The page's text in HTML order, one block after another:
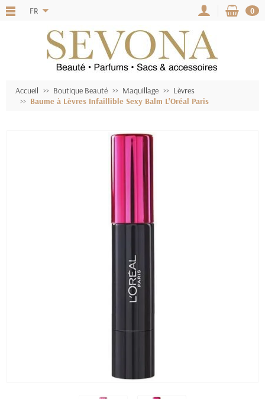
FR 0
Accueil Boutique Beauté Maquillage
Lèvres
Baume à Lèvres Infaillible Sexy Balm L'Oréal Paris